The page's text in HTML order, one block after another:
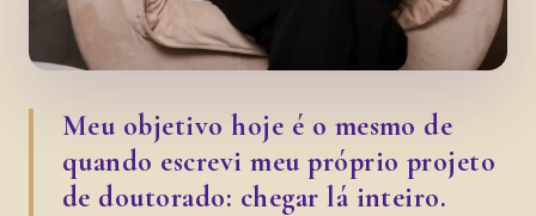
Meu objetivo hoje é o mesmo de
quando escrevi meu próprio projeto
de doutorado: chegar lá inteiro.